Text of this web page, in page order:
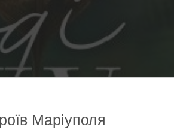
Маріуполя